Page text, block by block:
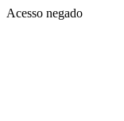
Acesso negado